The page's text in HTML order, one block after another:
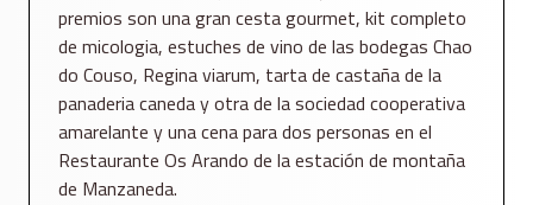
premios son una gran cesta gourmet, kit completo
de micologia, estuches de vino de las bodegas Chao
do Couso, Regina viarum, tarta de castaña de la
panaderia caneda y otra de la sociedad cooperativa
amarelante y una cena para dos personas en el
Restaurante Os Arando de la estación de montaña
de Manzaneda.